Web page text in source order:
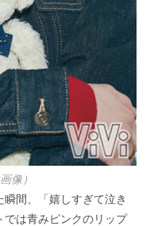
像）
間、「嬉しすぎて泣き
では青みピンクのリップ